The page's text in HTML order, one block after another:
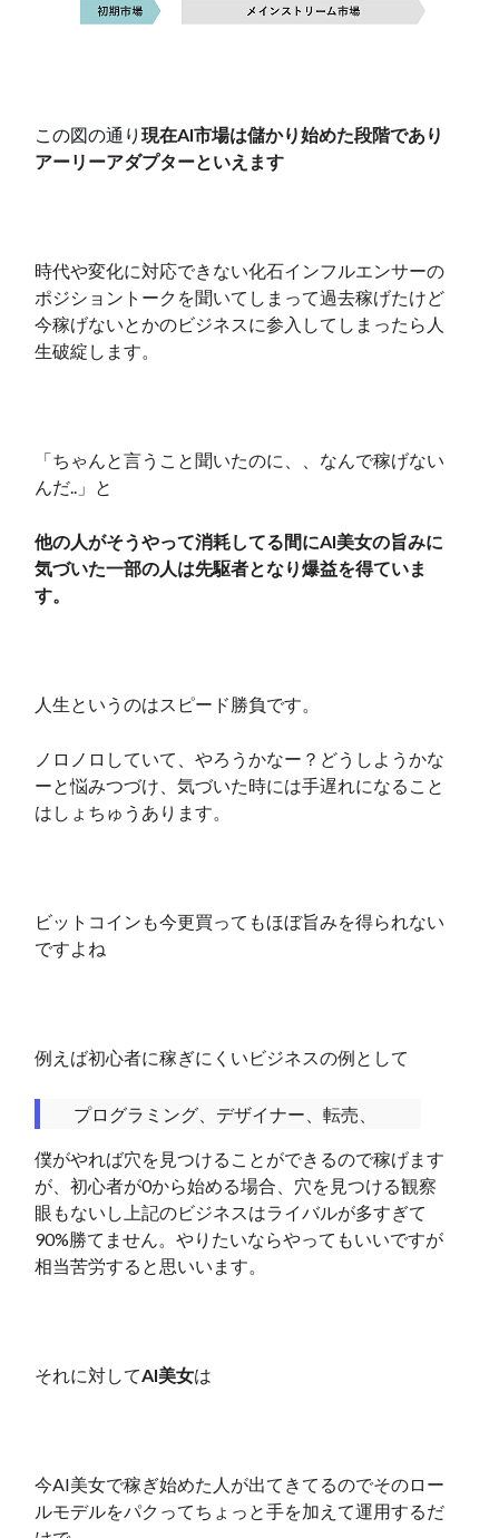
この図の通り 現在AI市場は儲かり始めた段階であり
アーリーアダプターといえます
時代や変化に対応できない化石インフルエンサーの
ポジショントークを聞いてしまって過去稼げたけど
今稼げないとかのビジネスに参入してしまったら人
生破綻します。
「ちゃんと言うこと聞いたのに、、なんで稼げない
んだ..」と
他の人がそうやって消耗してる間にAI美女の旨みに
気づいた一部の人は先駆者となり爆益を得ていま
す。
人生というのはスピード勝負です。
ノロノロしていて、やろうかなー？どうしようかな
ーと悩みつづけ、気づいた時には手遅れになること
はしょちゅうあります。
ビットコインも今更買ってもほぼ旨みを得られない
ですよね
例えば初心者に稼ぎにくいビジネスの例として
プログラミング、デザイナー、転売、
僕がやれば穴を見つけることができるので稼げます
が、初心者が0から始める場合、穴を見つける観察
眼もないし上記のビジネスはライバルが多すぎて
90%勝てません。やりたいならやってもいいですが
相当苦労すると思いいます。
それに対してAI美女は
今AI美女で稼ぎ始めた人が出てきてるのでそのロー
ルモデルをパクってちょっと手を加えて運用するだ